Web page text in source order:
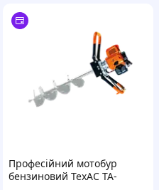
Професійний мотобур
бензиновий ТехАС TA-